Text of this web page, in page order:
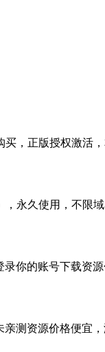
买，正版授权激活
永久使用，不限
你的账号下载资
测资源价格便宜